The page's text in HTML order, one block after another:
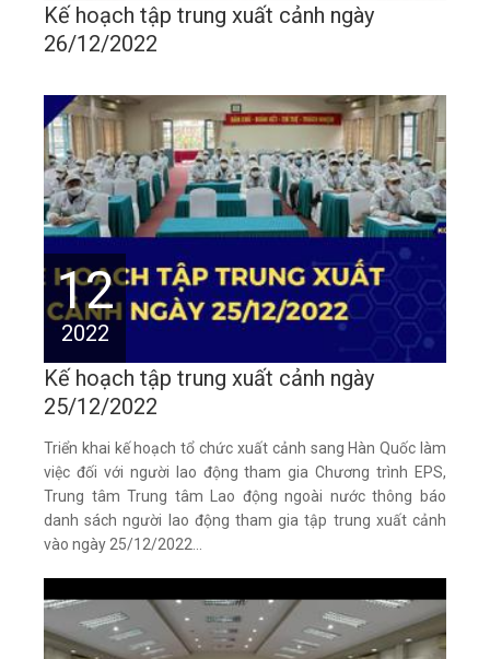
Kế hoạch tập trung xuất cảnh ngày
26/12/2022
12
2022
Kế hoạch tập trung xuất cảnh ngày
25/12/2022
Triển khai kế hoạch tổ chức xuất cảnh sang Hàn Quốc làm
việc đối với người lao động tham gia Chương trình EPS,
Trung tâm Trung tâm Lao động ngoài nước thông báo
danh sách người lao động tham gia tập trung xuất cảnh
vào ngày 25/12/2022...